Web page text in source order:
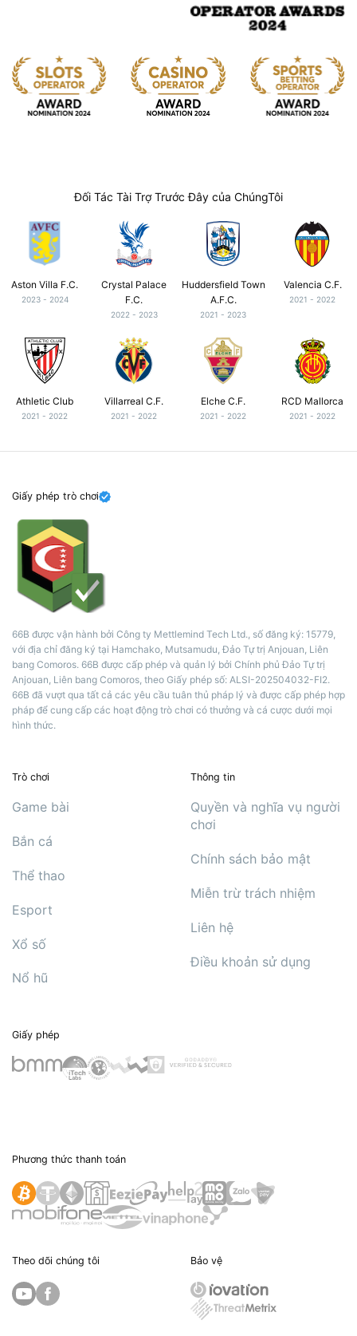
Đối Tác Tài Trợ Trước Đây của ChúngTôi
Aston Villa F.C.
2023 - 2024
Crystal Palace
F.C.
2022 - 2023
Huddersfield Town
A.F.C.
2021 - 2023
Valencia C.F.
2021 - 2022
Athletic Club
2021 - 2022
Villarreal C.F.
2021 - 2022
Elche C.F.
2021 - 2022
RCD Mallorca
2021 - 2022
Giấy phép trò chơi
66B được vận hành bởi Công ty Mettlemind Tech Ltd., số đăng ký: 15779,
với địa chỉ đăng ký tại Hamchako, Mutsamudu, Đảo Tự trị Anjouan, Liên
bang Comoros. 66B được cấp phép và quản lý bởi Chính phủ Đảo Tự trị
Anjouan, Liên bang Comoros, theo Giấy phép số: ALSI-202504032-FI2.
66B đã vượt qua tất cả các yêu cầu tuân thủ pháp lý và được cấp phép hợp
pháp để cung cấp các hoạt động trò chơi có thưởng và cá cược dưới mọi
hình thức.
Trò chơi
Game bài
Bắn cá
Thể thao
Esport
Xổ số
Nổ hũ
Thông tin
Quyền và nghĩa vụ người
chơi
Chính sách bảo mật
Miễn trừ trách nhiệm
Liên hệ
Điều khoản sử dụng
Giấy phép
Phương thức thanh toán
Theo dõi chúng tôi Bảo vệ